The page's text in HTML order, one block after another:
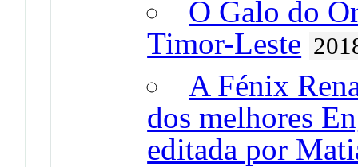
O Galo do
Timor-Leste
A Fénix
dos melhores
editada por